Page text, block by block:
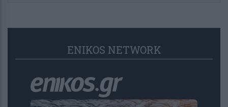
ENIKOS NETWORK